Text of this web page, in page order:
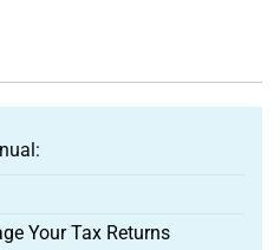
Your Tax Returns